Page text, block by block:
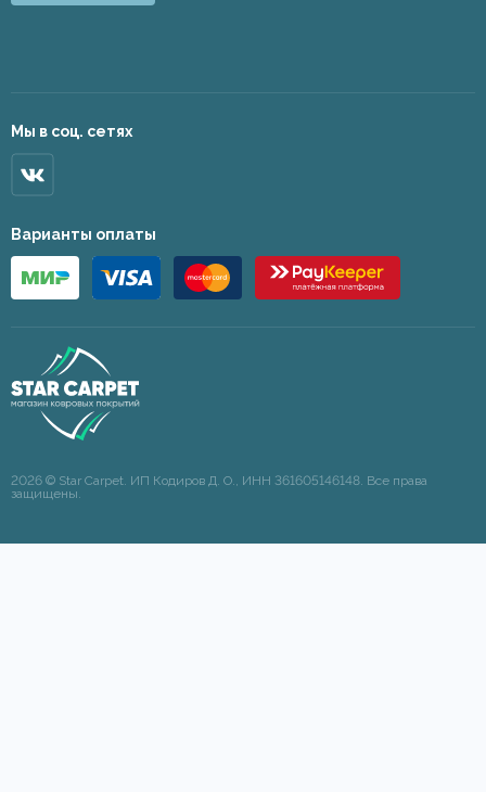
Мы в соц. сетях
Варианты оплаты
2026 © Star Carpet. ИП Кодиров Д. О., ИНН 361605146148. Все права
защищены.